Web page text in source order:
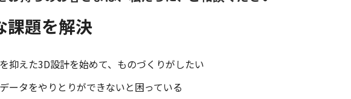
課題を解決
抑えた3D設計を始めて、ものづくりがしたい
ータをやりとりができないと困っている